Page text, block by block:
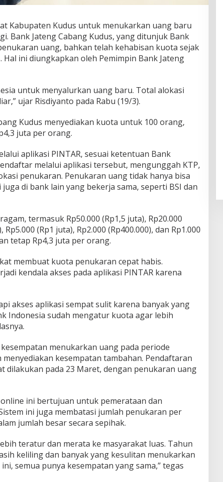
Kabupaten Kudus untuk menukarkan uang baru
Bank Jateng Cabang Kudus, yang ditunjuk Bank
uang, bahkan telah kehabisan kuota sejak
ini diungkapkan oleh Pemimpin Bank Jateng
untuk menyalurkan uang baru. Total alokasi
ujar Risdiyanto pada Rabu (19/3).
Kudus menyediakan kuota untuk 100 orang,
juta per orang.
aplikasi PINTAR, sesuai ketentuan Bank
melalui aplikasi tersebut, mengunggah KTP,
penukaran. Penukaran uang tidak hanya bisa
di bank lain yang bekerja sama, seperti BSI dan
termasuk Rp50.000 (Rp1,5 juta), Rp20.000
Rp5.000 (Rp1 juta), Rp2.000 (Rp400.000), dan Rp1.000
tetap Rp4,3 juta per orang.
membuat kuota penukaran cepat habis.
kendala akses pada aplikasi PINTAR karena
akses aplikasi sempat sulit karena banyak yang
Indonesia sudah mengatur kuota agar lebih
menukarkan uang pada periode
kesempatan tambahan. Pendaftaran
dilakukan pada 23 Maret, dengan penukaran uang
ini bertujuan untuk pemerataan dan
ini juga membatasi jumlah penukaran per
jumlah besar secara sepihak.
teratur dan merata ke masyarakat luas. Tahun
keliling dan banyak yang kesulitan menukarkan
semua punya kesempatan yang sama,” tegas